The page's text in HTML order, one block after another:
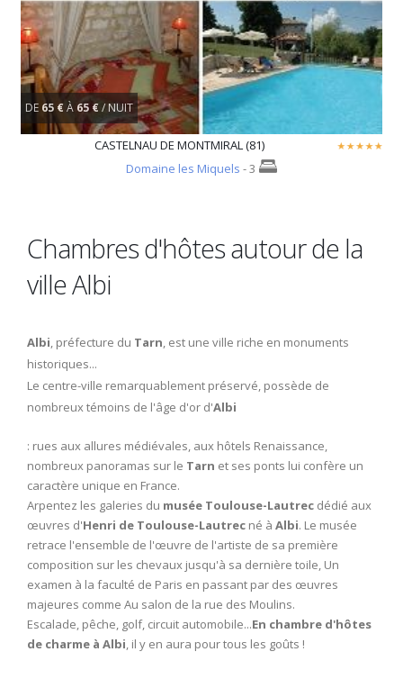
DE 65 €À 65 €/ NUIT
CASTELNAU DE MONTMIRAL (81)
Domaine les Miquels - 3
Chambres d'hôtes autour de la
ville Albi
Albi, préfecture du Tarn, est une ville riche en monuments
historiques...
Le centre-ville remarquablement préservé, possède de
nombreux témoins de l'âge d'or d'Albi
: rues aux allures médiévales, aux hôtels Renaissance,
nombreux panoramas sur le Tarn et ses ponts lui confère un
caractère unique en France.
Arpentez les galeries du musée Toulouse-Lautrec dédié aux
œuvres d'Henri de Toulouse-Lautrec né à Albi. Le musée
retrace l'ensemble de l'œuvre de l'artiste de sa première
composition sur les chevaux jusqu'à sa dernière toile, Un
examen à la faculté de Paris en passant par des œuvres
majeures comme Au salon de la rue des Moulins.
Escalade, pêche, golf, circuit automobile...En chambre d'hôtes
de charme à Albi, il y en aura pour tous les goûts !